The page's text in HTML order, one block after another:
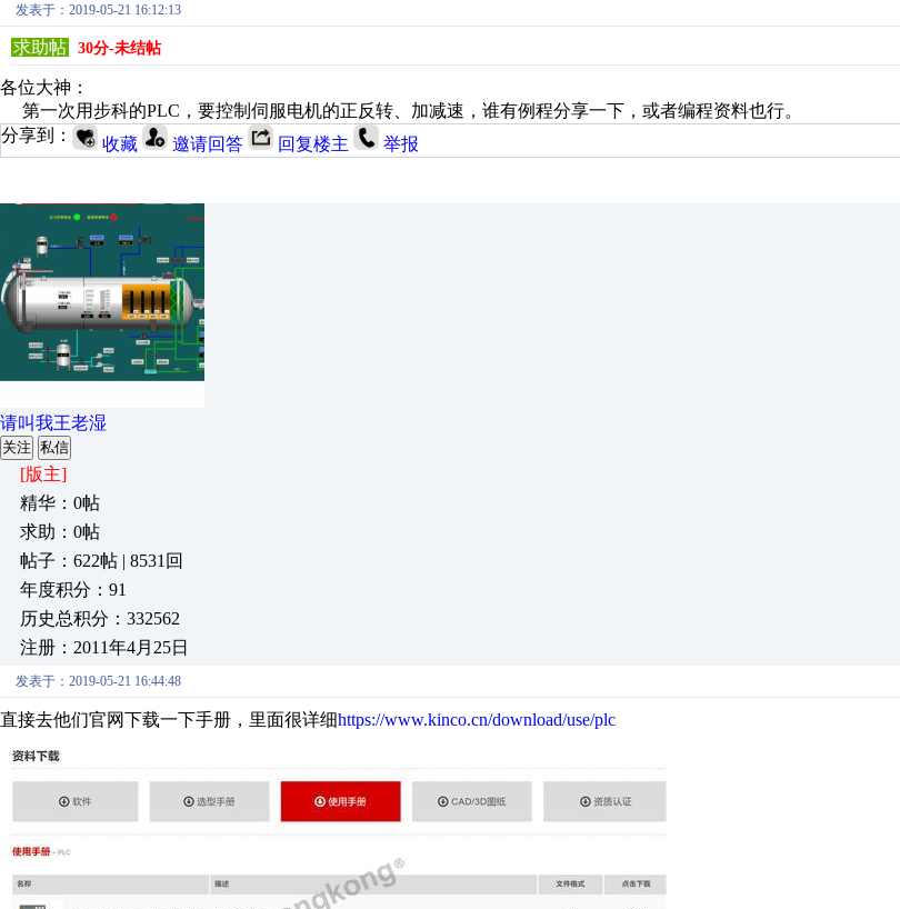
发表于：2019-05-21 16:12:13
求助帖
30分-未结帖
各位大神：
第一次用步科的PLC，要控制伺服电机的正反转、加减速，谁有例程分享一下，或者编程资料也行。
分享到：
收藏 邀请回答 回复楼主 举报
请叫我王老湿
关注 私信
[版主]
精华：0帖
求助：0帖
帖子：622帖 | 8531回
年度积分：91
历史总积分：332562
注册：2011年4月25日
发表于：2019-05-21 16:44:48
直接去他们官网下载一下手册，里面很详细https://www.kinco.cn/download/use/plc